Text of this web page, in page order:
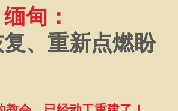
甸：
、重新点燃盼